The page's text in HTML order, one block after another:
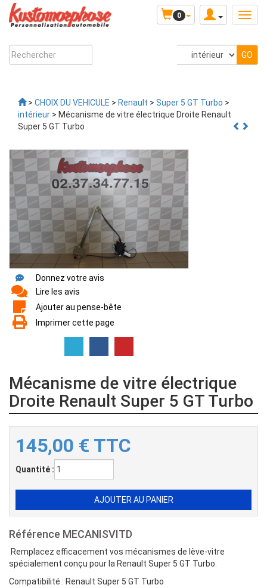
0
> CHOIX DU VEHICULE > Renault > Super 5 GT Turbo >
intérieur > Mécanisme de vitre électrique Droite Renault
Super 5 GT Turbo
Donnez votre avis
Lire les avis
Ajouter au pense-bête
Imprimer cette page
Mécanisme de vitre électrique
Droite Renault Super 5 GT Turbo
145,00 € TTC
Quantité :
Référence MECANISVITD
Remplacez efficacement vos mécanismes de lève-vitre
spécialement conçu pour la Renault Super 5 GT Turbo.
Compatibilité : Renault Super 5 GT Turbo